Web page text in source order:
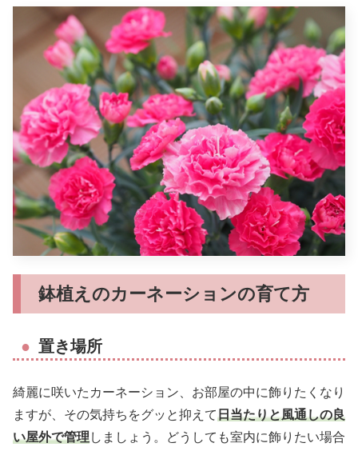
鉢植えのカーネーションの育て方
置き場所
綺麗に咲いたカーネーション、お部屋の中に飾りたくなり
ますが、その気持ちをグッと抑えて日当たりと風通しの良
い屋外で管理しましょう。どうしても室内に飾りたい場合